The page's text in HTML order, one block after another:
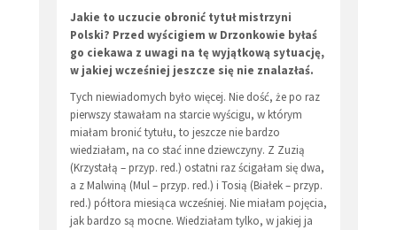
Jakie to uczucie obronić tytuł mistrzyni
Polski? Przed wyścigiem w Drzonkowie byłaś
go ciekawa z uwagi na tę wyjątkową sytuację,
w jakiej wcześniej jeszcze się nie znalazłaś.
Tych niewiadomych było więcej. Nie dość, że po raz
pierwszy stawałam na starcie wyścigu, w którym
miałam bronić tytułu, to jeszcze nie bardzo
wiedziałam, na co stać inne dziewczyny. Z Zuzią
(Krzystałą – przyp. red.) ostatni raz ścigałam się dwa,
a z Malwiną (Mul – przyp. red.) i Tosią (Białek – przyp.
red.) półtora miesiąca wcześniej. Nie miałam pojęcia,
jak bardzo są mocne. Wiedziałam tylko, w jakiej ja